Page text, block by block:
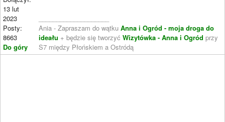
13 lut
2023
Posty:
8663
Do góry
Ania - Zapraszam do wątku Anna i Ogród - moja droga do
ideału + będzie się tworzyć Wizytówka - Anna i Ogród przy
S7 między Płońskiem a Ostródą